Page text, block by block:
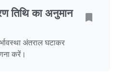
तिथि का अनुमान
अंतराल घटाकर
करें।